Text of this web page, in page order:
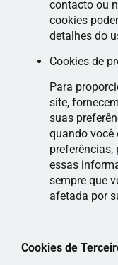
contacto ou
cookies
detalhes do
Cookies de
Para
site,
suas
quando você
preferências,
essas
sempre que
afetada por
Cookies de